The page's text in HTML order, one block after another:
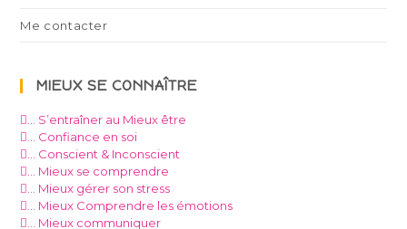
Me contacter
MIEUX SE CONNAÎTRE
… S’entraîner au Mieux être
… Confiance en soi
… Conscient & Inconscient
… Mieux se comprendre
… Mieux gérer son stress
… Mieux Comprendre les émotions
… Mieux communiquer